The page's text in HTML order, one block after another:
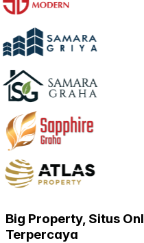
Big Property, Situs
Terpercaya